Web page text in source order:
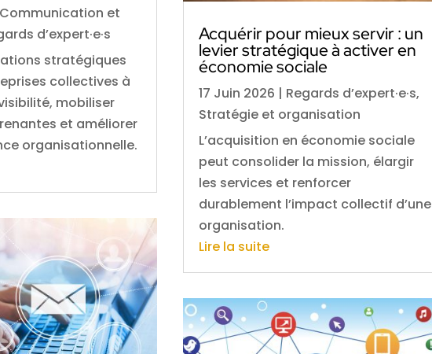
Communication et
d’expert·e·s
stratégiques
collectives à
mobiliser
et améliorer
organisationnelle.
Acquérir pour mieux servir : un
levier stratégique à activer en
économie sociale
17 Juin 2026 | Regards d’expert·e·s,
Stratégie et organisation
L’acquisition en économie sociale
peut consolider la mission, élargir
les services et renforcer
durablement l’impact collectif d’une
organisation.
Lire la suite